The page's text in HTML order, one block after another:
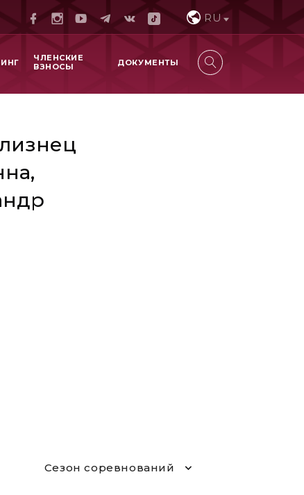
RU
ЧЛЕНСКИЕ
ВЗНОСЫ
ДОКУМЕНТЫ
Сезон соревнований